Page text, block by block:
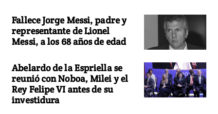
Fallece Jorge Messi, padre y
representante de Lionel
Messi, a los 68 años de edad
Abelardo de la Espriella se
reunió con Noboa, Milei y el
Rey Felipe VI antes de su
investidura